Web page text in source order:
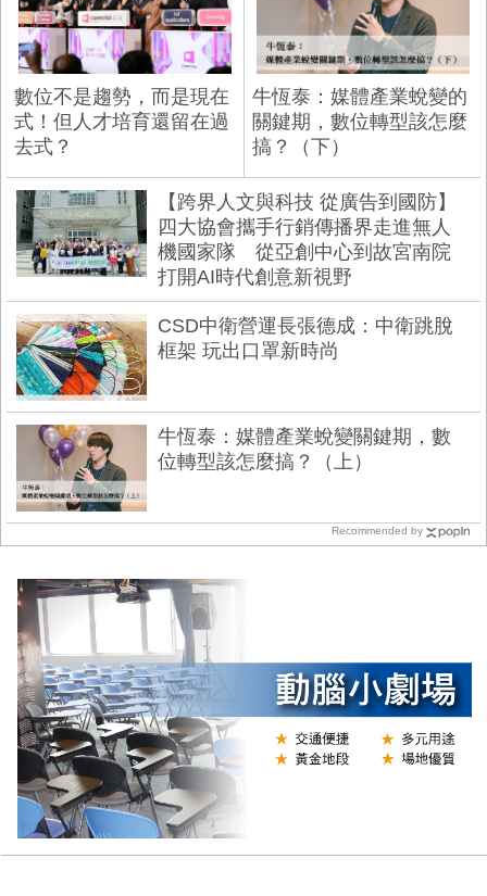
數位不是趨勢，而是現在
式！但人才培育還留在過
去式？
牛恆泰：媒體產業蛻變的
關鍵期，數位轉型該怎麼
搞？（下）
【跨界人文與科技 從廣告到國防】
四大協會攜手行銷傳播界走進無人
機國家隊 從亞創中心到故宮南院
打開AI時代創意新視野
CSD中衛營運長張德成：中衛跳脫
框架 玩出口罩新時尚
牛恆泰：媒體產業蛻變關鍵期，數
位轉型該怎麼搞？（上）
Recommended by